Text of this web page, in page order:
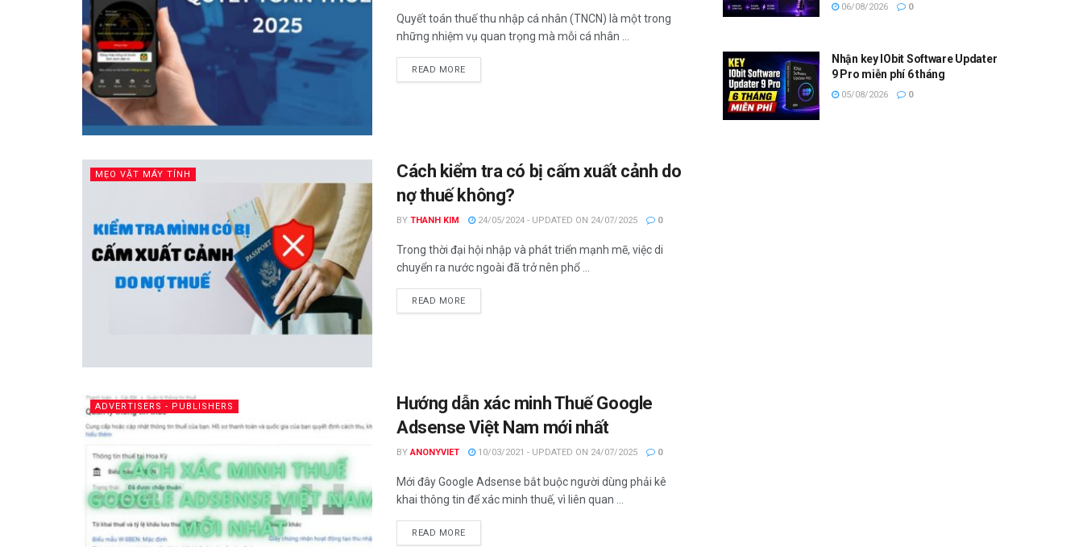
Quyết toán thuế thu nhập cá nhân (TNCN) là một trong
những nhiệm vụ quan trọng mà mỗi cá nhân ...
READ MOREDETAILS
MẸO VẶT MÁY TÍNH
Cách kiểm tra có bị cấm xuất cảnh do
nợ thuế không?
BY THANH KIM 24/05/2024 - UPDATED ON 24/07/2025 0
Trong thời đại hội nhập và phát triển mạnh mẽ, việc di
chuyển ra nước ngoài đã trở nên phổ ...
READ MOREDETAILS
ADVERTISERS - PUBLISHERS
Hướng dẫn xác minh Thuế Google
Adsense Việt Nam mới nhất
BY ANONYVIET 10/03/2021 - UPDATED ON 24/07/2025 0
Mới đây Google Adsense bắt buộc người dùng phải kê
khai thông tin để xác minh thuế, vì liên quan ...
READ MOREDETAILS
06/08/2026 0
Nhận key IObit Software Updater
9 Pro miễn phí 6 tháng
05/08/2026 0